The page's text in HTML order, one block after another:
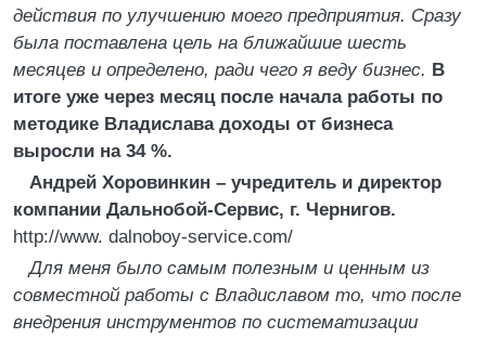
действия по улучшению моего предприятия. Сразу
была поставлена цель на ближайшие шесть
месяцев и определено, ради чего я веду бизнес. В
итоге уже через месяц после начала работы по
методике Владислава доходы от бизнеса
выросли на 34 %.
Андрей Хоровинкин – учредитель и директор
компании Дальнобой-Сервис, г. Чернигов.
http://www. dalnoboy-service.com/
Для меня было самым полезным и ценным из
совместной работы с Владиславом то, что после
внедрения инструментов по систематизации